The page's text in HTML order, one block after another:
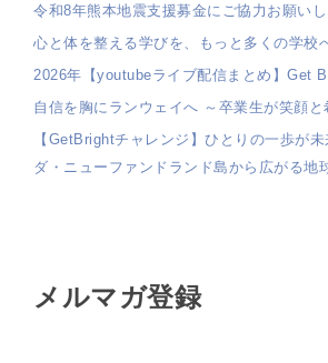
令和8年熊本地震支援募金にご協力お願い
心と体を整える学びを、もっと多くの学校
2026年【youtubeライブ配信まとめ】Get
自信を胸にランウェイへ ～卒業生が笑顔と
【GetBrightチャレンジ】ひとりの一歩が
ダ・ニューファンドランド島から広がる地
メルマガ登録